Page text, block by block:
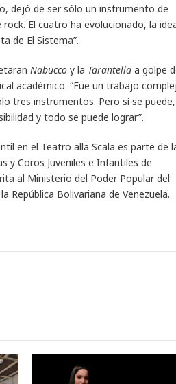
dejó de ser sólo un instrumento de
El cuatro ha evolucionado, la
de El Sistema”.
Nabucco y la Tarantella a golpe
académico. “Fue un trabajo
tres instrumentos. Pero sí se
y todo se puede lograr”.
en el Teatro alla Scala es parte de
y Coros Juveniles e Infantiles de
al Ministerio del Poder Popular del
República Bolivariana de Venezuela.